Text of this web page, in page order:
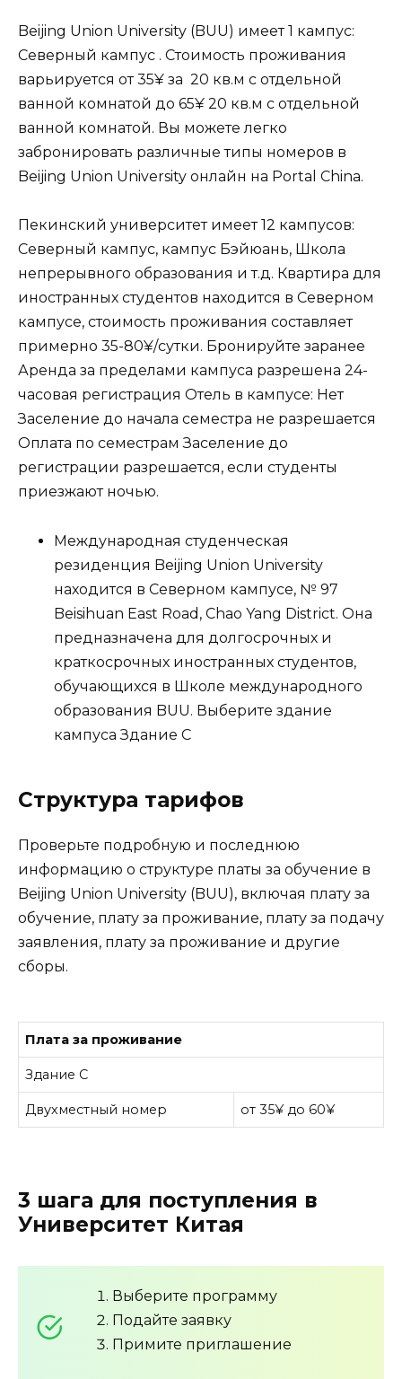
Beijing Union University (BUU) имеет 1 кампус:
Северный кампус . Стоимость проживания
варьируется от 35¥ за 20 кв.м с отдельной
ванной комнатой до 65¥ 20 кв.м с отдельной
ванной комнатой. Вы можете легко
забронировать различные типы номеров в
Beijing Union University онлайн на Portal China.
Пекинский университет имеет 12 кампусов:
Северный кампус, кампус Бэйюань, Школа
непрерывного образования и т.д. Квартира для
иностранных студентов находится в Северном
кампусе, стоимость проживания составляет
примерно 35-80¥/сутки. Бронируйте заранее
Аренда за пределами кампуса разрешена 24-
часовая регистрация Отель в кампусе: Нет
Заселение до начала семестра не разрешается
Оплата по семестрам Заселение до
регистрации разрешается, если студенты
приезжают ночью.
Международная студенческая
резиденция Beijing Union University
находится в Северном кампусе, № 97
Beisihuan East Road, Chao Yang District. Она
предназначена для долгосрочных и
краткосрочных иностранных студентов,
обучающихся в Школе международного
образования BUU. Выберите здание
кампуса Здание C
Структура тарифов
Проверьте подробную и последнюю
информацию о структуре платы за обучение в
Beijing Union University (BUU), включая плату за
обучение, плату за проживание, плату за подачу
заявления, плату за проживание и другие
сборы.
Плата за проживание
Здание С
Двухместный номер от 35¥ до 60¥
3 шага для поступления в
Университет Китая
Выберите программу
Подайте заявку
Примите приглашение